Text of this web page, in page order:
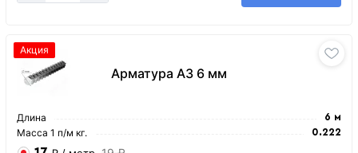
Арматура А3 6 мм
Акция
Длина 6 м
Масса 1 п/м кг. 0.222